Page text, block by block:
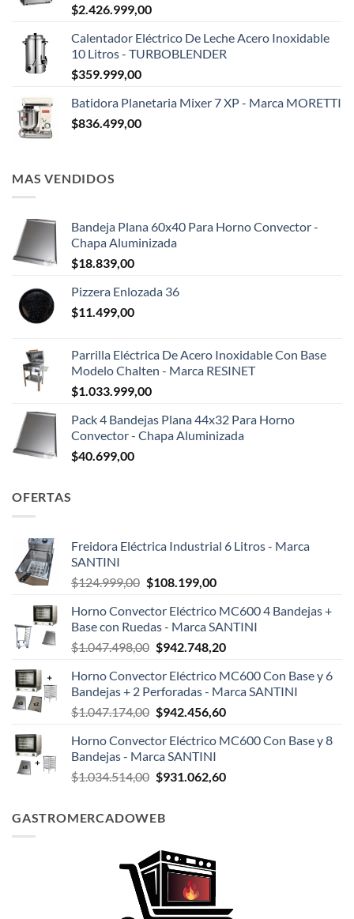
$2.426.999,00
Calentador Eléctrico De Leche Acero Inoxidable
10 Litros - TURBOBLENDER
$359.999,00
Batidora Planetaria Mixer 7 XP - Marca MORETTI
$836.499,00
MAS VENDIDOS
Bandeja Plana 60x40 Para Horno Convector -
Chapa Aluminizada
$18.839,00
Pizzera Enlozada 36
$11.499,00
Parrilla Eléctrica De Acero Inoxidable Con Base
Modelo Chalten - Marca RESINET
$1.033.999,00
Pack 4 Bandejas Plana 44x32 Para Horno
Convector - Chapa Aluminizada
$40.699,00
OFERTAS
Freidora Eléctrica Industrial 6 Litros - Marca
SANTINI
$124.999,00 El
original
era:
$124.999,00.
$108.199,00El
actual
es:
$108.199,00.
Horno Convector Eléctrico MC600 4 Bandejas +
Base con Ruedas - Marca SANTINI
$1.047.498,00 El
original
era:
$1.047.498,00.
$942.748,20El
actual
es:
$942.748,20.
Horno Convector Eléctrico MC600 Con Base y 6
Bandejas + 2 Perforadas - Marca SANTINI
$1.047.174,00 El
original
era:
$1.047.174,00.
$942.456,60El
actual
$942.456,60.
Horno Convector Eléctrico MC600 Con Base y 8
Bandejas - Marca SANTINI
$1.034.514,00 El
era:
$931.062,60El
GASTROMERCADOWEB